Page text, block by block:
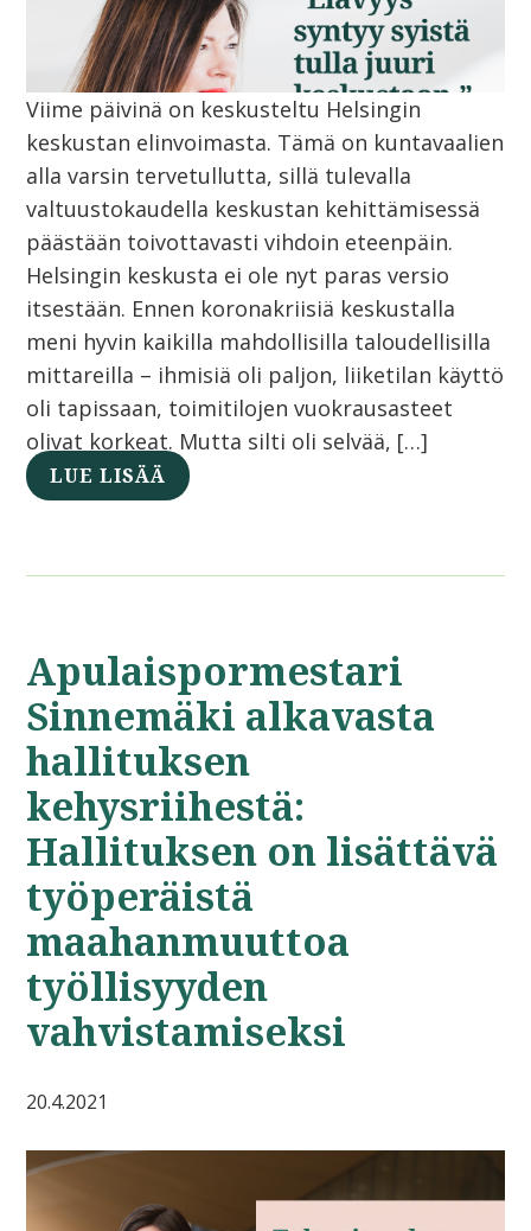
Viime päivinä on keskusteltu Helsingin
keskustan elinvoimasta. Tämä on kuntavaalien
alla varsin tervetullutta, sillä tulevalla
valtuustokaudella keskustan kehittämisessä
päästään toivottavasti vihdoin eteenpäin.
Helsingin keskusta ei ole nyt paras versio
itsestään. Ennen koronakriisiä keskustalla
meni hyvin kaikilla mahdollisilla taloudellisilla
mittareilla – ihmisiä oli paljon, liiketilan käyttö
oli tapissaan, toimitilojen vuokrausasteet
olivat korkeat. Mutta silti oli selvää, […]
LUE LISÄÄ
Apulaispormestari
Sinnemäki alkavasta
hallituksen
kehysriihestä:
Hallituksen on lisättävä
työperäistä
maahanmuuttoa
työllisyyden
vahvistamiseksi
20.4.2021